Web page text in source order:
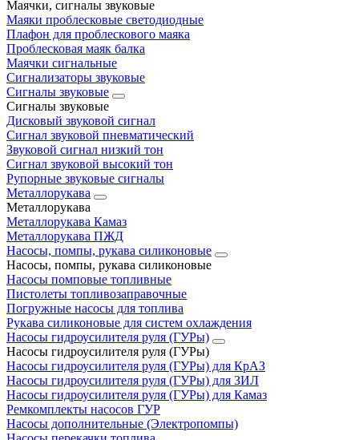
Маячки, сигналы звуковые
Маяки проблесковые светодиодные
Плафон для проблескового маяка
Проблесковая маяк балка
Маячки сигнальные
Сигнализаторы звуковые
Сигналы звуковые
Сигналы звуковые
Дисковый звуковой сигнал
Сигнал звуковой пневматический
Звуковой сигнал низкий тон
Сигнал звуковой высокий тон
Рупорные звуковые сигналы
Металлорукава
Металлорукава
Металлорукава Камаз
Металлорукава ПЖД
Насосы, помпы, рукава силиконовые
Насосы, помпы, рукава силиконовые
Насосы помповые топливные
Пистолеты топливозаправочные
Погружные насосы для топлива
Рукава силиконовые для систем охлаждения
Насосы гидроусилителя руля (ГУРы)
Насосы гидроусилителя руля (ГУРы)
Насосы гидроусилителя руля (ГУРы) для КрАЗ
Насосы гидроусилителя руля (ГУРы) для ЗИЛ
Насосы гидроусилителя руля (ГУРы) для Камаз
Ремкомплекты насосов ГУР
Насосы дополнительные (Электропомпы)